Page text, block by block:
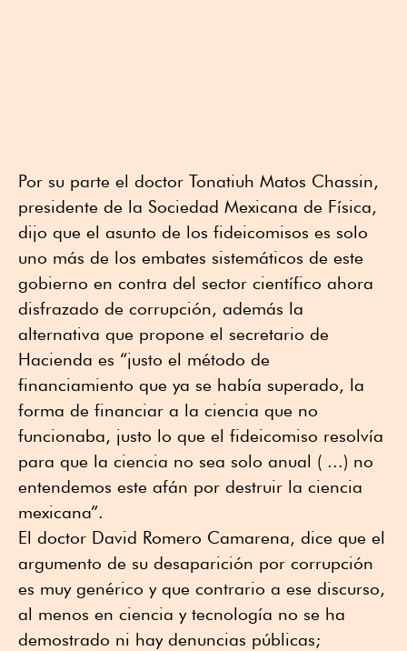
Por su parte el doctor Tonatiuh Matos Chassin,
presidente de la Sociedad Mexicana de Física,
dijo que el asunto de los fideicomisos es solo
uno más de los embates sistemáticos de este
gobierno en contra del sector científico ahora
disfrazado de corrupción, además la
alternativa que propone el secretario de
Hacienda es “justo el método de
financiamiento que ya se había superado, la
forma de financiar a la ciencia que no
funcionaba, justo lo que el fideicomiso resolvía
para que la ciencia no sea solo anual ( ...) no
entendemos este afán por destruir la ciencia
mexicana”.
El doctor David Romero Camarena, dice que el
argumento de su desaparición por corrupción
es muy genérico y que contrario a ese discurso,
al menos en ciencia y tecnología no se ha
demostrado ni hay denuncias públicas;